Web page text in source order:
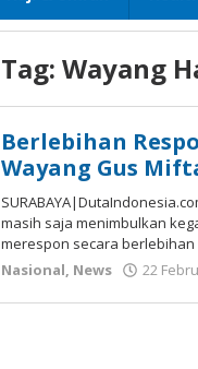
Tag:Wayang
Berlebihan
Wayang Gus
masih saja menimbulkan
merespon secara
Nasional, News 22